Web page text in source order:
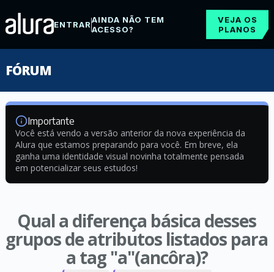
ENTRARAINDA NÃO TEM
ACESSO?
VEJA OS
PLANOS
FÓRUM
Importante
Você está vendo a versão anterior da nova experiência da
Alura que estamos preparando para você. Em breve, ela
ganha uma identidade visual novinha totalmente pensada
em potencializar seus estudos!
Qual a diferença básica desses
grupos de atributos listados para
a tag "a"(ancôra)?